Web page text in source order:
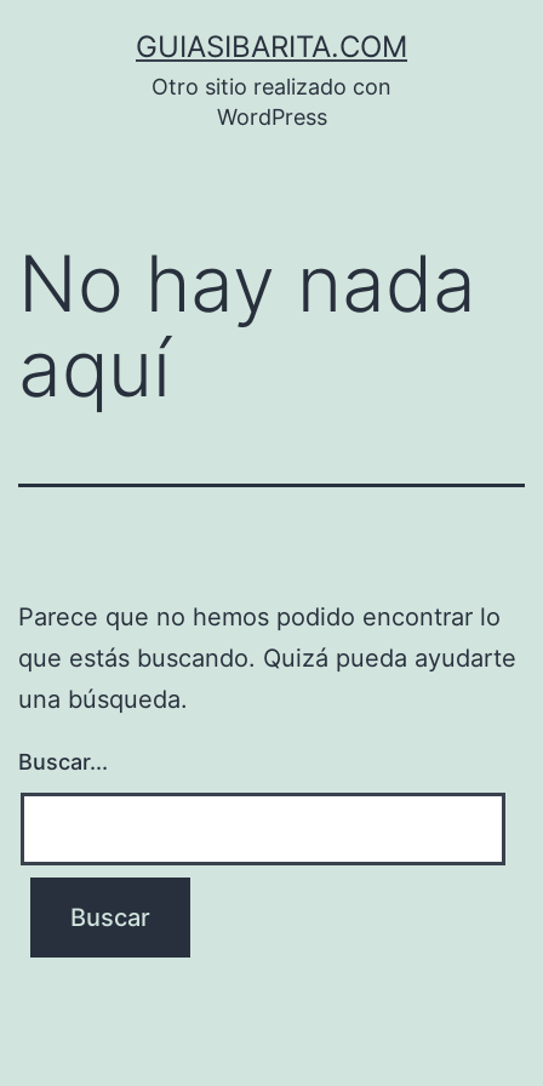
GUIASIBARITA.COM
Otro sitio realizado con
WordPress
No hay nada
aquí
Parece que no hemos podido encontrar lo
que estás buscando. Quizá pueda ayudarte
una búsqueda.
Buscar...